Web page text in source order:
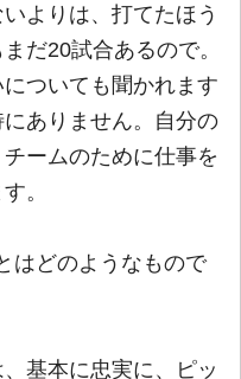
よりは、打てたほう
だ20試合あるので。
ついても聞かれます
ありません。自分の
ームのために仕事を
。
はどのようなもので
基本に忠実に、ピッ